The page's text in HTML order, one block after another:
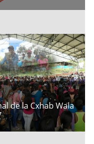
de la Cxhab Wala